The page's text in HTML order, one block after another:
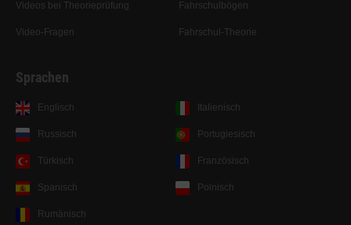
Videos bei Theorieprüfung
Video-Fragen
Fahrschulbögen
Fahrschul-Theorie
Sprachen
Englisch
Russisch
Türkisch
Spanisch
Italienisch
Portugiesisch
Französisch
Polnisch
Rumänisch